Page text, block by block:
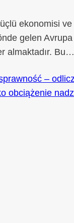
ekonomisi ve
gelen
almaktadır. Bu…